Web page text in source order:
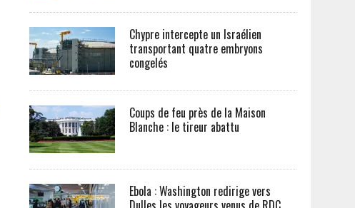
Chypre intercepte un Israélien
transportant quatre embryons
congelés
Coups de feu près de la Maison
Blanche : le tireur abattu
Ebola : Washington redirige vers